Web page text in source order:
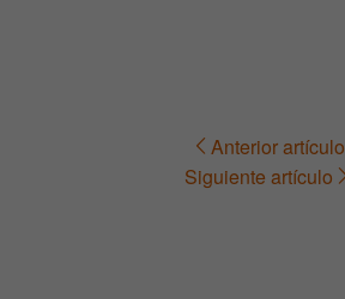
Navegación Anterior artículo
Siguiente artículo